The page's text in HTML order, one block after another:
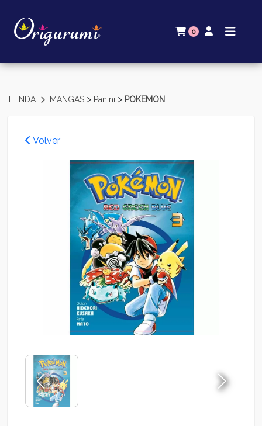
0
TIENDA MANGAS > Panini > POKEMON
Volver